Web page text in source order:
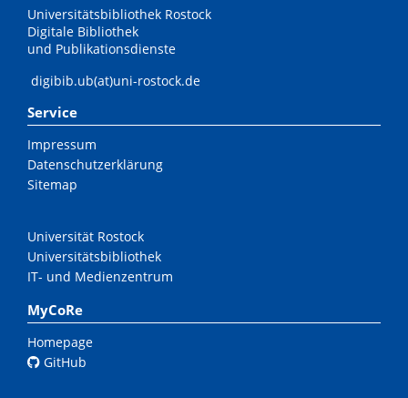
Universitätsbibliothek Rostock
Digitale Bibliothek
und Publikationsdienste
digibib.ub(at)uni-rostock.de
Service
Impressum
Datenschutzerklärung
Sitemap
Universität Rostock
Universitätsbibliothek
IT- und Medienzentrum
MyCoRe
Homepage
GitHub